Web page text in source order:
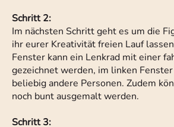
Schritt 2:
Im nächsten Schritt geht es um die
ihr eurer Kreativität freien Lauf
Fenster kann ein Lenkrad mit einer
gezeichnet werden, im linken
beliebig andere Personen. Zudem
noch bunt ausgemalt werden.
Schritt 3: